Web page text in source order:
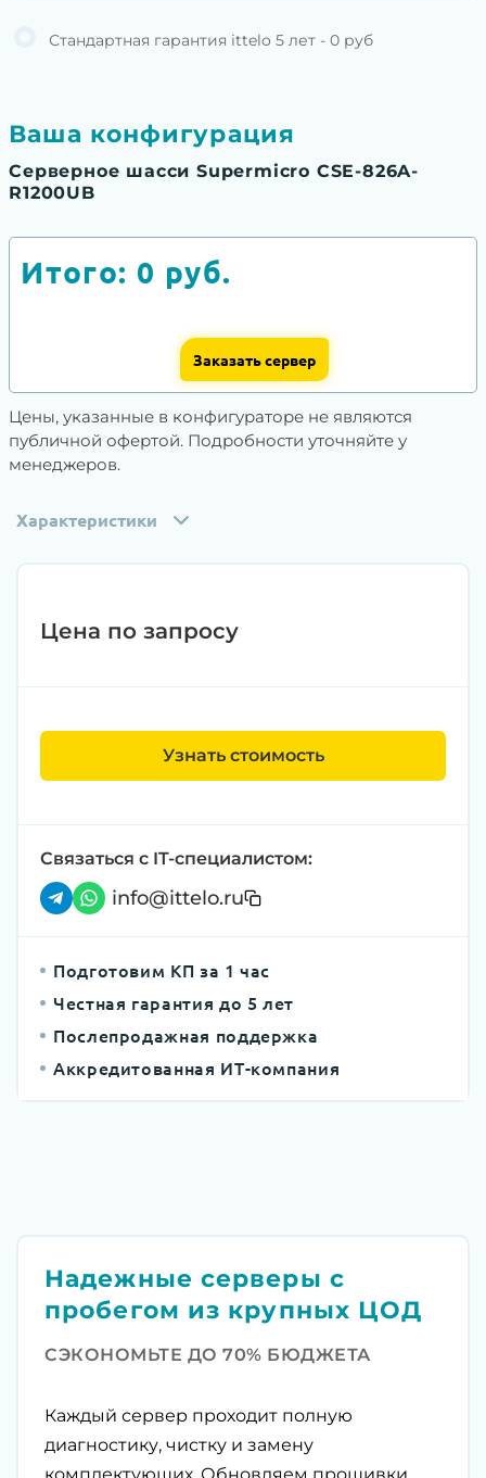
Стандартная гарантия ittelo 5 лет - 0 руб
Ваша конфигурация
Серверное шасси Supermicro CSE-826A-
R1200UB
Итого: 0 руб.
Заказать сервер
Цены, указанные в конфигураторе не являются
публичной офертой. Подробности уточняйте у
менеджеров.
Характеристики
Цена по запросу
Узнать стоимость
Связаться с IT-специалистом:
info@ittelo.ru
Подготовим КП за 1 час
Честная гарантия до 5 лет
Послепродажная поддержка
Аккредитованная ИТ-компания
Надежные серверы с
пробегом из крупных ЦОД
СЭКОНОМЬТЕ ДО 70% БЮДЖЕТА
Каждый сервер проходит полную
диагностику, чистку и замену